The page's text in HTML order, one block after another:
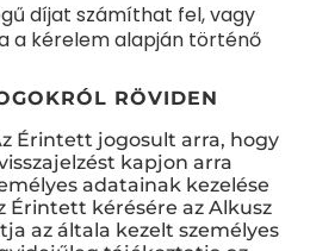
díjat számíthat fel, vagy
a kérelem alapján történő
RÖVIDEN
Érintett jogosult arra, hogy
kapjon arra
adatainak kezelése
Érintett kérésére az Alkusz
az általa kezelt személyes